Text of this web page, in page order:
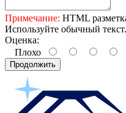
Примечание: HTML
Используйте обычный текст.
Оценка:
Плохо
Продолжить